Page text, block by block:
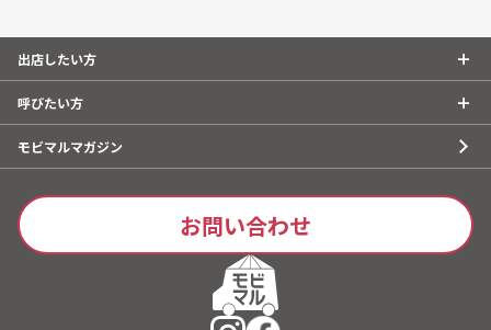
出店したい方
呼びたい方
モビマルマガジン
お問い合わせ